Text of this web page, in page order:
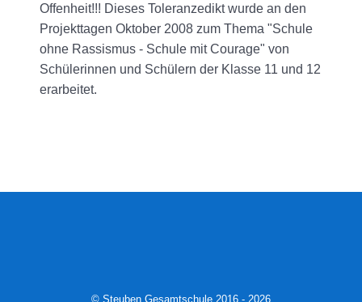
Offenheit!!! Dieses Toleranzedikt wurde an den
Projekttagen Oktober 2008 zum Thema "Schule
ohne Rassismus - Schule mit Courage" von
Schülerinnen und Schülern der Klasse 11 und 12
erarbeitet.
© Steuben Gesamtschule 2016 - 2026